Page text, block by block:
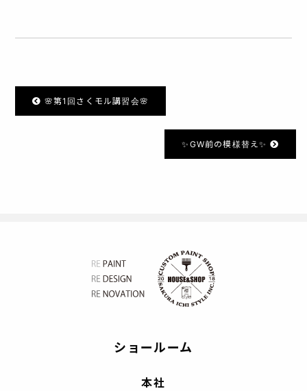
🌸第1回さくモル講習会🌸
✨GW前の模様替え✨
ショールーム
本社